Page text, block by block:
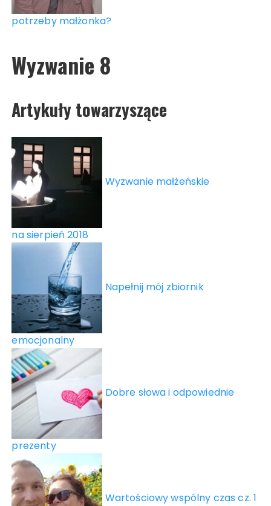
potrzeby małżonka?
Wyzwanie 8
Artykuły towarzyszące
Wyzwanie małżeńskie
na sierpień 2018
Napełnij mój zbiornik
emocjonalny
Dobre słowa i odpowiednie
prezenty
Wartościowy wspólny czas cz. 1